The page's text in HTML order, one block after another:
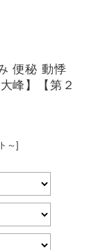
便秘 動悸
峰】【第２
～]